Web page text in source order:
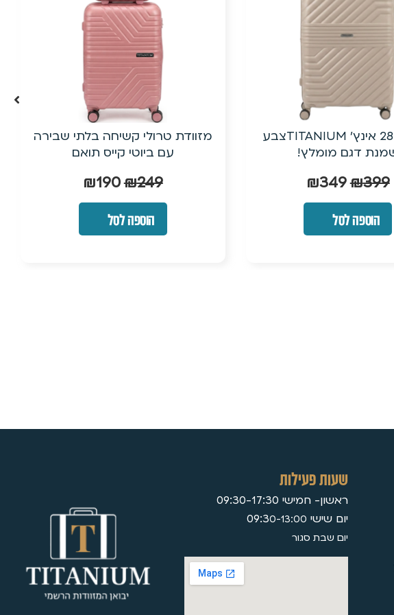
מזוודת טרולי קשיחה בלתי שבירה
עם ביוטי קייס תואם
₪249
הוספה לסל
20״ טרולי עלייה למטוס
(PP) + ביוטי קייס| ישירות מהיבואן
₪249
הוספה לסל
שעות פעילות
ראשון- חמישי 09:30-17:30
יום שישי 09:3 0-13:00
יום שבת סגור